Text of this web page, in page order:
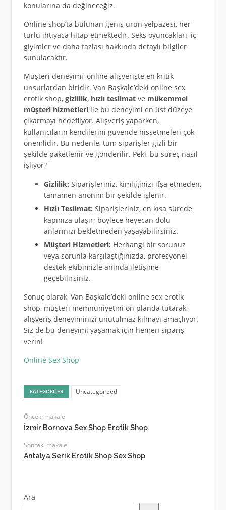
konularına da değineceğiz.
Online shop’ta bulunan geniş ürün yelpazesi, her
türlü ihtiyaca hitap etmektedir. Seks oyuncakları, iç
giyimler ve daha fazlası hakkında detaylı bilgiler
sunulacaktır.
Müşteri deneyimi, online alışverişte en kritik
unsurlardan biridir. Van Başkale’deki online sex
erotik shop, gizlilik, hızlı teslimatve mükemmel
müşteri hizmetleriile bu deneyimi en üst düzeye
çıkarmayı hedefliyor. Alışveriş yaparken,
kullanıcıların kendilerini güvende hissetmeleri çok
önemlidir. Bu nedenle, tüm siparişler gizli bir
şekilde paketlenir ve gönderilir. Peki, bu süreç nasıl
işliyor?
Gizlilik: Siparişleriniz, kimliğinizi ifşa etmeden,
tamamen anonim bir şekilde işlenir.
Hızlı Teslimat: Siparişleriniz, en kısa sürede
kapınıza ulaşır; böylece heyecan dolu
anlarınızı bekletmeden yaşayabilirsiniz.
Müşteri Hizmetleri: Herhangi bir sorunuz
veya sorunla karşılaştığınızda, profesyonel
destek ekibimizle anında iletişime
geçebilirsiniz.
Sonuç olarak, Van Başkale’deki online sex erotik
shop, müşteri memnuniyetini ön planda tutarak,
alışveriş deneyiminizi unutulmaz kılmayı amaçlıyor.
Siz de bu deneyimi yaşamak için hemen sipariş
verin!
Online Sex Shop
KATEGORILER Uncategorized
Önceki makale
İzmir Bornova Sex Shop Erotik Shop
Sonraki makale
Antalya Serik Erotik Shop Sex Shop
Ara